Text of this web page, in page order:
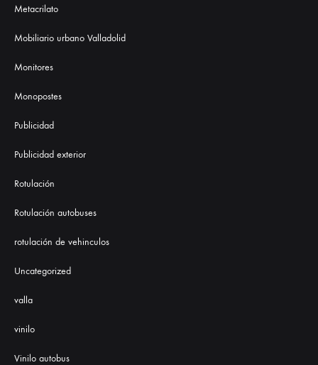
Metacrilato
Mobiliario urbano Valladolid
Monitores
Monopostes
Publicidad
Publicidad exterior
Rotulación
Rotulación autobuses
rotulación de vehinculos
Uncategorized
valla
vinilo
Vinilo autobus